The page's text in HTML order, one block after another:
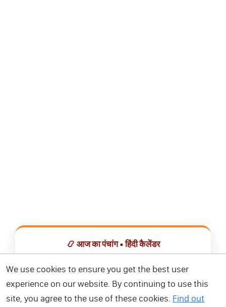
📿 आज का पंचांग • हिंदी कैलेंडर
📅 हिंदी कैलेंडर ऐप डाउनलोड करें
We use cookies to ensure you get the best user
experience on our website. By continuing to use this
site, you agree to the use of these cookies. Find out